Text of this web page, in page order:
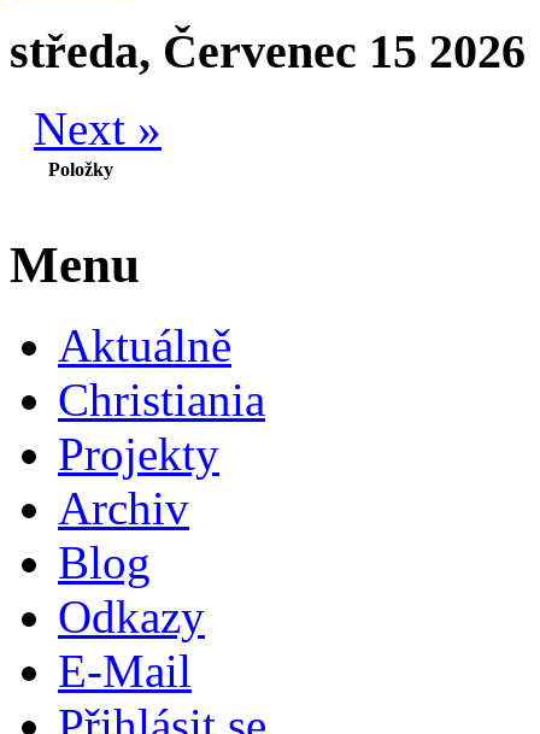
středa, Červenec 15 2026
Next »
Položky
Menu
Aktuálně
Christiania
Projekty
Archiv
Blog
Odkazy
E-Mail